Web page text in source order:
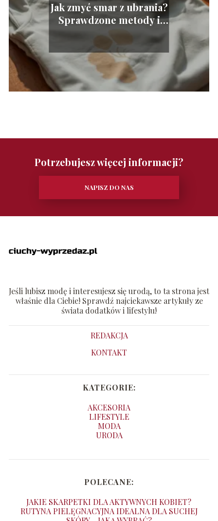
Jak zmyć smar z ubrania?
Sprawdzone metody i
porady
Potrzebujesz więcej informacji?
NAPISZ DO NAS
Jeśli lubisz modę i interesujesz się urodą, to ta strona jest
właśnie dla Ciebie! Sprawdź najciekawsze artykuły ze
świata dodatków i lifestylu!
REDAKCJA
KONTAKT
KATEGORIE:
AKCESORIA
LIFESTYLE
MODA
URODA
POLECANE:
JAKIE SKARPETKI DLA AKTYWNYCH KOBIET?
RUTYNA PIELĘGNACYJNA IDEALNA DLA SUCHEJ